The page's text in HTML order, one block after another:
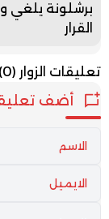
برشلونة يلغي
القرار
تعليقات الزوار (0)
أضف